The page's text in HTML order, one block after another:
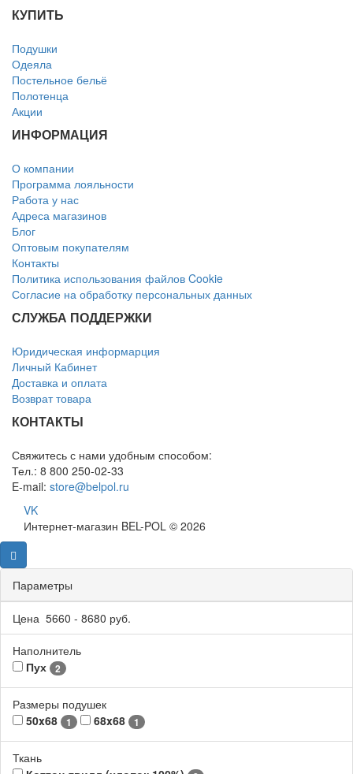
КУПИТЬ
Подушки
Одеяла
Постельное бельё
Полотенца
Акции
ИНФОРМАЦИЯ
О компании
Программа лояльности
Работа у нас
Адреса магазинов
Блог
Оптовым покупателям
Контакты
Политика использования файлов Cookie
Согласие на обработку персональных данных
СЛУЖБА ПОДДЕРЖКИ
Юридическая информарция
Личный Кабинет
Доставка и оплата
Возврат товара
КОНТАКТЫ
Свяжитесь с нами удобным способом:
Тел.: 8 800 250-02-33
E-mail: store@belpol.ru
VK
Интернет-магазин BEL-POL © 2026
Параметры
Цена 5660 - 8680 руб.
Наполнитель
Пух
2
Размеры подушек
50x68
1 68x68 1
Ткань